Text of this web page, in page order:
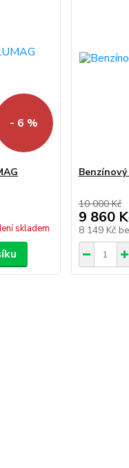
- 6 %
skladem
10 000 Kč
9 860
8 149 Kč